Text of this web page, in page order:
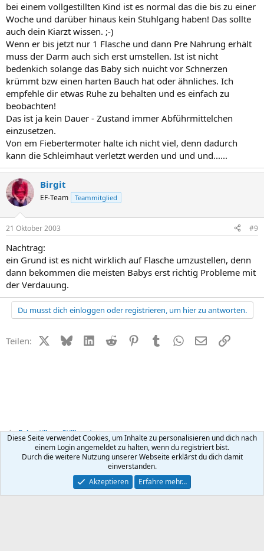
bei einem vollgestillten Kind ist es normal das die bis zu einer
Woche und darüber hinaus kein Stuhlgang haben! Das sollte
auch dein Kiarzt wissen. ;-)
Wenn er bis jetzt nur 1 Flasche und dann Pre Nahrung erhält
muss der Darm auch sich erst umstellen. Ist ist nicht
bedenkich solange das Baby sich nuicht vor Schnerzen
krümmt bzw einen harten Bauch hat oder ähnliches. Ich
empfehle dir etwas Ruhe zu behalten und es einfach zu
beobachten!
Das ist ja kein Dauer - Zustand immer Abführmittelchen
einzusetzen.
Von em Fiebertermoter halte ich nicht viel, denn dadurch
kann die Schleimhaut verletzt werden und und und......
Birgit
EF-Team Teammitglied
21 Oktober 2003 #9
Nachtrag:
ein Grund ist es nicht wirklich auf Flasche umzustellen, denn
dann bekommen die meisten Babys erst richtig Probleme mit
der Verdauung.
Du musst dich einloggen oder registrieren, um hier zu antworten.
Teilen: X (Twitter)
BlueskyLinkedIn
Reddit PinterestTumblr WhatsApp
E-MailLink
Baby stillen + Stillberatung
Kontakt Nutzungsbedingungen Datenschutz Hilfe
R
Community platform by XenForo ® © 2010-2026 XenForo Ltd.
Diese Seite verwendet Cookies, um Inhalte zu personalisieren und dich nach
einem Login angemeldet zu halten, wenn du registriert bist.
Durch die weitere Nutzung unserer Webseite erklärst du dich damit
einverstanden.
Akzeptieren
Erfahre mehr…